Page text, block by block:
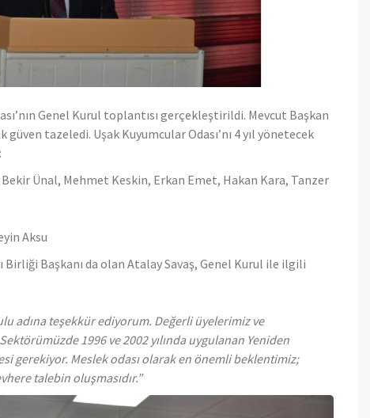
Genel Kurul toplantısı gerçekleştirildi. Mevcut Başkan
tazeledi. Uşak Kuyumcular Odası’nı 4 yıl yönetecek
Ünal, Mehmet Keskin, Erkan Emet, Hakan Kara, Tanzer
Aksu
Birliği Başkanı da olan Atalay Savaş, Genel Kurul ile ilgili
adına teşekkür ediyorum. Değerli üyelerimiz ve
1996 ve 2002 yılında uygulanan Yeniden
gerekiyor. Meslek odası olarak en önemli beklentimiz;
talebin oluşmasıdır.”